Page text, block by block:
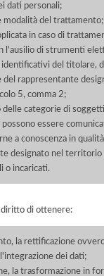
dati personali;
modalità del trattamento;
in caso di
l'ausilio di strumenti
del titolare,
del rappresentante
5, comma 2;
categorie di
essere
a conoscenza in
designato nel territorio
o incaricati.
di ottenere:
la rettificazione
dei dati;
la trasformazione in